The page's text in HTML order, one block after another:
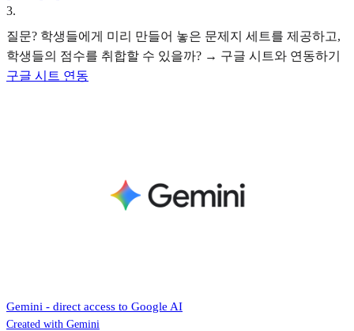
3.
질문? 학생들에게 미리 만들어 놓은 문제지 세트를 제공하고,
학생들의 점수를 취합할 수 있을까? → 구글 시트와 연동하기
구글 시트 연동
‎Gemini - direct access to Google AI
Created with Gemini